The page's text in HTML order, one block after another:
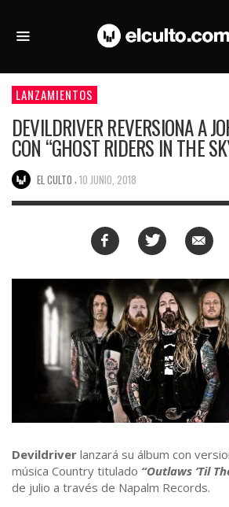
LANZAMIENTOS
DEVILDRIVER REVERSIONA A
CON “GHOST RIDERS IN THE
EL CULTO 10 JUNIO, 2018
Devildriver lanzará su álbum con
música Country titulado “Outlaws ‘Til
de julio a través de Napalm Records.